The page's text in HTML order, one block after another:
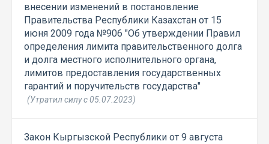
внесении изменений в постановление
Правительства Республики Казахстан от 15
июня 2009 года №906 "Об утверждении Правил
определения лимита правительственного долга
и долга местного исполнительного органа,
лимитов предоставления государственных
гарантий и поручительств государства"
(Утратил силу с 05.07.2023)
Закон Кыргызской Республики от 9 августа